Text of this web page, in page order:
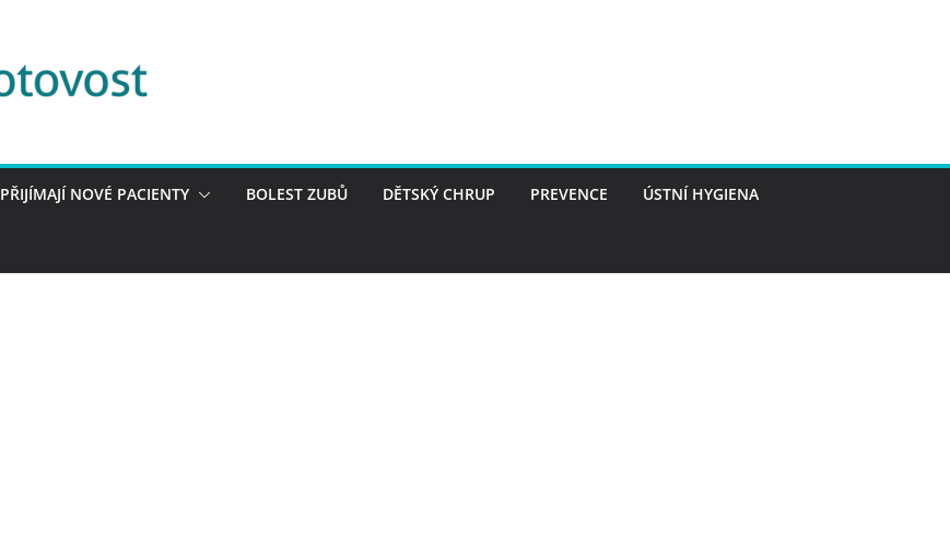
NOVÉ PACIENTY BOLEST ZUBŮ DĚTSKÝ CHRUP PREVENCE ÚSTNÍ HYGIENA